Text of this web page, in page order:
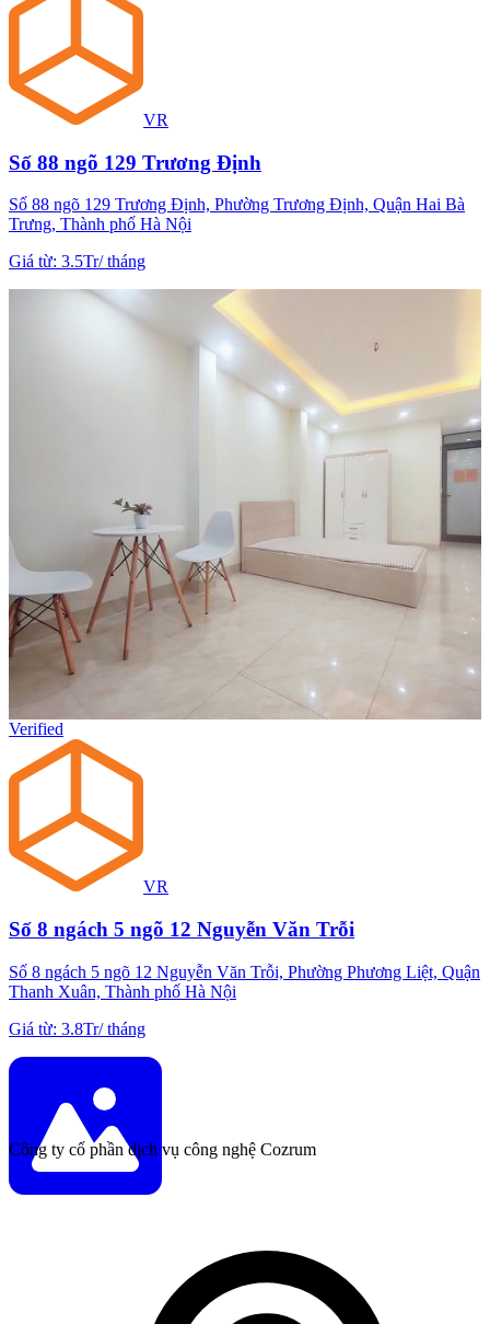
VR
Số 88 ngõ 129 Trương Định
Số 88 ngõ 129 Trương Định, Phường Trương Định, Quận Hai Bà
Trưng, Thành phố Hà Nội
Giá từ: 3.5Tr/tháng
Verified
VR
Số 8 ngách 5 ngõ 12 Nguyễn Văn Trỗi
Số 8 ngách 5 ngõ 12 Nguyễn Văn Trỗi, Phường Phương Liệt, Quận
Thanh Xuân, Thành phố Hà Nội
Giá từ: 3.8Tr/tháng
Công ty cổ phần dịch vụ công nghệ Cozrum